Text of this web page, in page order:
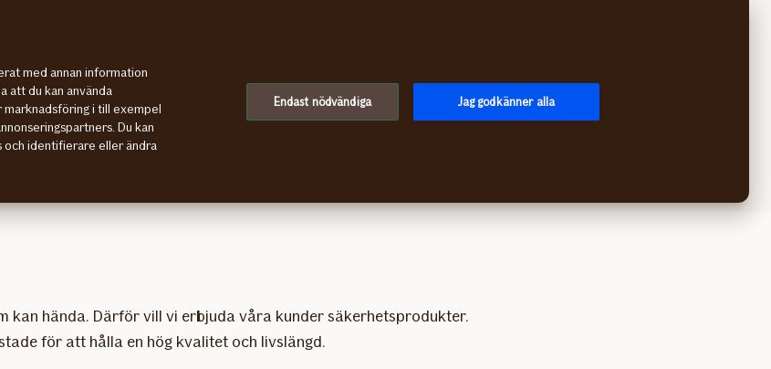
kan hända. Därför vill vi erbjuda våra kunder säkerhetsprodukter.
för att hålla en hög kvalitet och livslängd.
med annan information
att du kan använda
marknadsföring i till exempel
Du kan
och identifierare eller ändra
Endast nödvändiga Jag godkänner alla